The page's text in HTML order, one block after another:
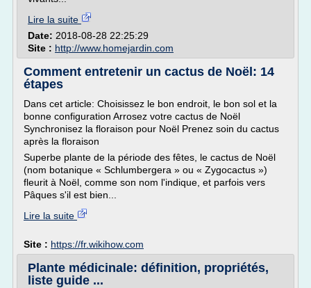
Lire la suite
Date: 2018-08-28 22:25:29
Site : http://www.homejardin.com
Comment entretenir un cactus de Noël: 14
étapes
Dans cet article: Choisissez le bon endroit, le bon sol et la
bonne configuration Arrosez votre cactus de Noël
Synchronisez la floraison pour Noël Prenez soin du cactus
après la floraison
Superbe plante de la période des fêtes, le cactus de Noël
(nom botanique « Schlumbergera » ou « Zygocactus »)
fleurit à Noël, comme son nom l'indique, et parfois vers
Pâques s'il est bien...
Lire la suite
Site : https://fr.wikihow.com
Plante médicinale: définition, propriétés,
liste guide ...